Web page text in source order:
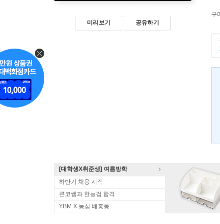
미리보기 공유하기
구
[대학생X취준생] 여름방학
하반기 채용 시작
큰코쌤과 한능검 합격
YBM X 농심 배홍동